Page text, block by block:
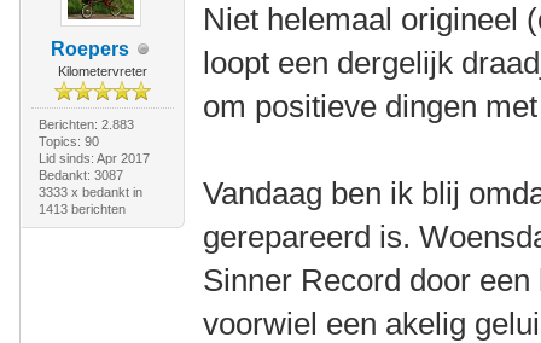
Roepers
Kilometervreter
Berichten: 2.883
Topics: 90
Lid sinds: Apr 2017
Bedankt: 3087
3333 x bedankt in
1413 berichten
Niet helemaal origineel
loopt een dergelijk
om positieve dingen
Vandaag ben ik blij
gerepareerd is.
Sinner Record door
voorwiel een akelig